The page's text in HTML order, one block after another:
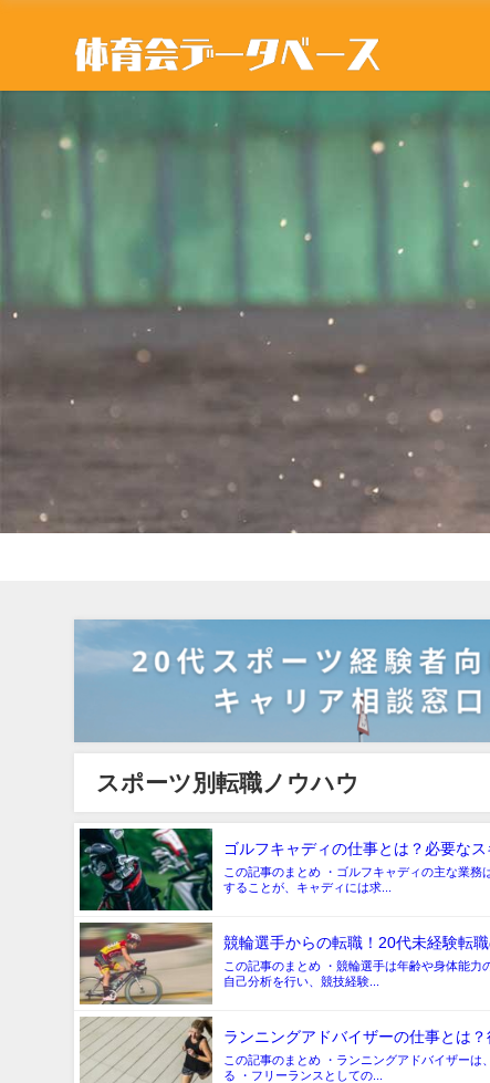
スポーツ別転職ノウハウ
ゴルフキャディの仕事とは？必要な
この記事のまとめ ・ゴルフキャディの主な業
することが、キャディには求...
競輪選手からの転職！20代未経験転
この記事のまとめ ・競輪選手は年齢や身体能
自己分析を行い、競技経験...
ランニングアドバイザーの仕事とは
この記事のまとめ ・ランニングアドバイザー
る ・フリーランスとしての...